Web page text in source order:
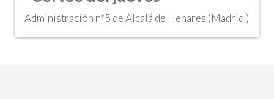
Administración nº5 de Alcalá de Henares (Madrid )